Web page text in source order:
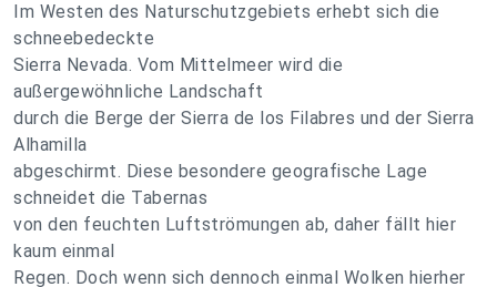
Im Westen des Naturschutzgebiets erhebt sich die
schneebedeckte
Sierra Nevada. Vom Mittelmeer wird die
außergewöhnliche Landschaft
durch die Berge der Sierra de los Filabres und der Sierra
Alhamilla
abgeschirmt. Diese besondere geografische Lage
schneidet die Tabernas
von den feuchten Luftströmungen ab, daher fällt hier
kaum einmal
Regen. Doch wenn sich dennoch einmal Wolken hierher